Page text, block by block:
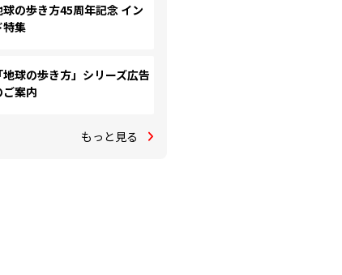
球の歩き方45周年記念 イン
特集
「地球の歩き方」シリーズ広告
ご案内
もっと見る